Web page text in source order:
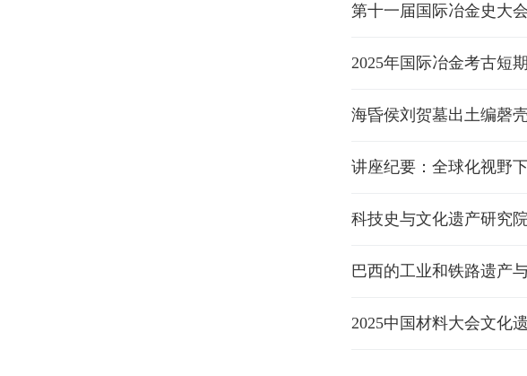
第十一届国际冶金史大
2025年国际冶金考古短
海昏侯刘贺墓出土编磬
讲座纪要：全球化视野
科技史与文化遗产研究
巴西的工业和铁路遗产
2025中国材料大会文化